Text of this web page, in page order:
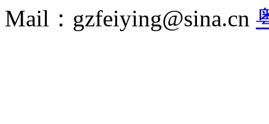
Mail：gzfeiying@sina.cn